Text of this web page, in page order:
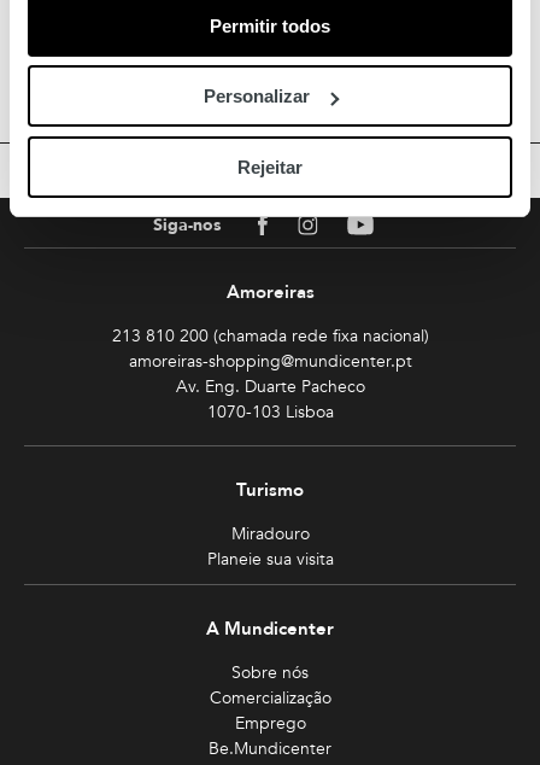
Permitir todos
Personalizar
Rejeitar
TOPO
Siga-nos FacebookInstagramYoutube
Amoreiras
213 810 200 (chamada rede fixa nacional)
amoreiras-shopping@mundicenter.pt
Av. Eng. Duarte Pacheco
1070-103 Lisboa
Turismo
Miradouro
Planeie sua visita
A Mundicenter
Sobre nós
Comercialização
Emprego
Be.Mundicenter